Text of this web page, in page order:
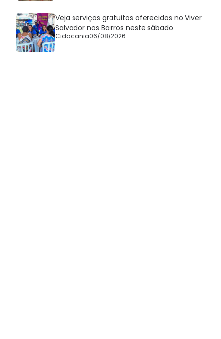
Veja serviços gratuitos oferecidos no Viver
Salvador nos Bairros neste sábado
Cidadania06/08/2026